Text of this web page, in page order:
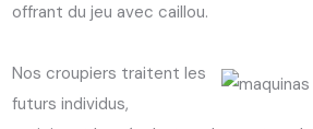
offrant du jeu avec caillou.
Nos croupiers traitent les
futurs individus,